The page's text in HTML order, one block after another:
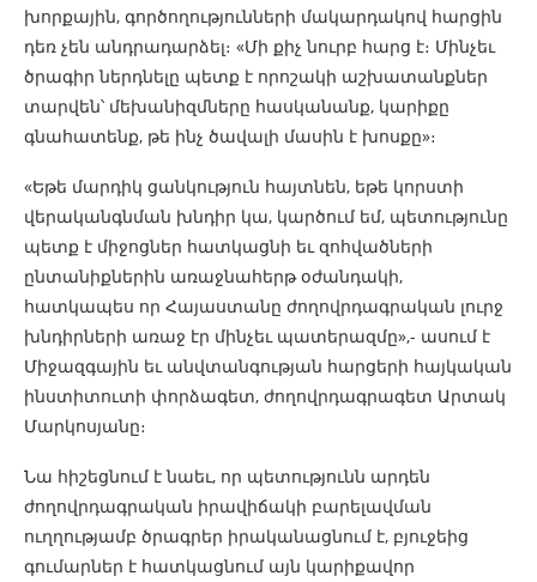
խորքային, գործողությունների մակարդակով հարցին
դեռ չեն անդրադարձել։ «Մի քիչ նուրբ հարց է։ Մինչեւ
ծրագիր ներդնելը պետք է որոշակի աշխատանքներ
տարվեն՝ մեխանիզմները հասկանանք, կարիքը
գնահատենք, թե ինչ ծավալի մասին է խոսքը»։
«Եթե մարդիկ ցանկություն հայտնեն, եթե կորստի
վերականգնման խնդիր կա, կարծում եմ, պետությունը
պետք է միջոցներ հատկացնի եւ զոհվածների
ընտանիքներին առաջնահերթ օժանդակի,
հատկապես որ Հայաստանը ժողովրդագրական լուրջ
խնդիրների առաջ էր մինչեւ պատերազմը»,- ասում է
Միջազգային եւ անվտանգության հարցերի հայկական
ինստիտուտի փորձագետ, ժողովրդագրագետ Արտակ
Մարկոսյանը։
Նա հիշեցնում է նաեւ, որ պետությունն արդեն
ժողովրդագրական իրավիճակի բարելավման
ուղղությամբ ծրագրեր իրականացնում է, բյուջեից
գումարներ է հատկացնում այն կարիքավոր